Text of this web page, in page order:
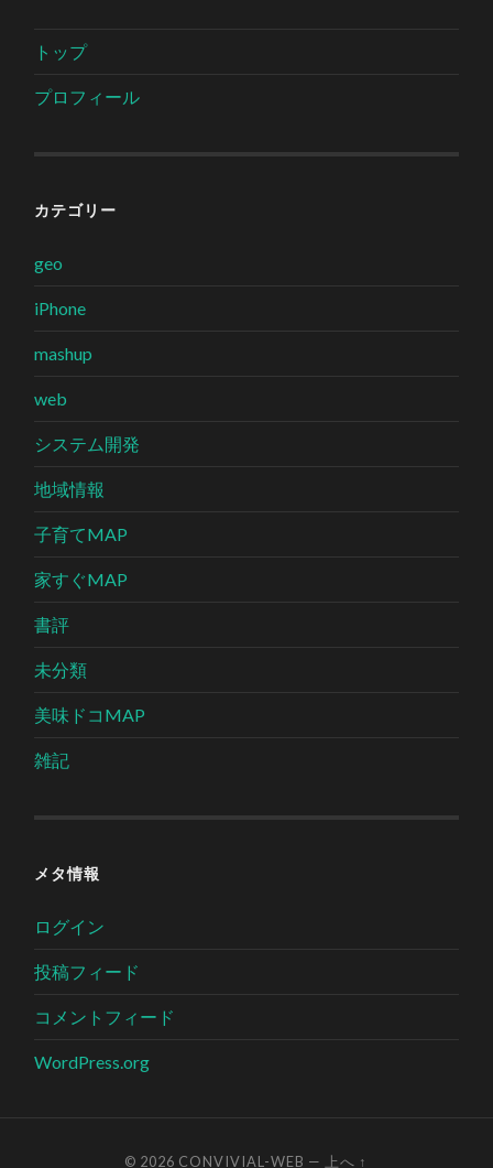
トップ
プロフィール
カテゴリー
geo
iPhone
mashup
web
システム開発
地域情報
子育てMAP
家すぐMAP
書評
未分類
美味ドコMAP
雑記
メタ情報
ログイン
投稿フィード
コメントフィード
WordPress.org
© 2026 CONVIVIAL-WEB — 上へ ↑